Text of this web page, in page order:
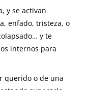
y se activan
enfado, tristeza, o
y te
internos para
querido o de una